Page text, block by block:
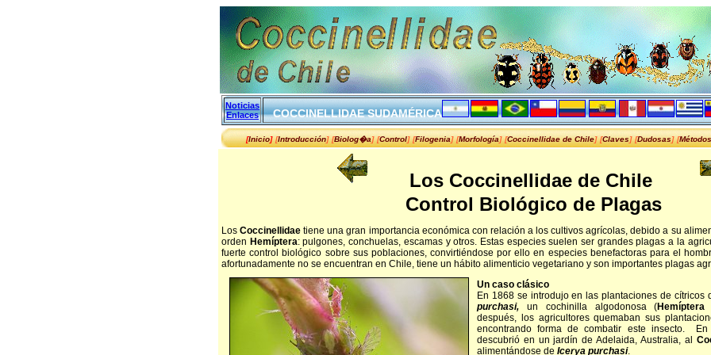
Noticias
Enlaces
COCCINELLIDAE SUDAMÉRICA
[Inicio] [Introducción] [Biolog�a] [Control] [Filogenia] [Morfología] [Coccinellidae de Chile] [Claves] [Dudosas] [Métodos
Los Coccinellidae de Chile
Control Biológico de Plagas
LosCoccinellidae tiene una gran importancia económica con relación a los cultivos agrícolas, debido a su
orden Hemíptera: pulgones, conchuelas, escamas y otros. Estas especies suelen ser grandes plagas a la
fuerte control biológico sobre sus poblaciones, convirtiéndose por ello en especies benefactoras para el
afortunadamente no se encuentran en Chile, tiene un hábito alimenticio vegetariano y son importantes plagas
Un caso clásico
En 1868 se introdujo en las plantaciones de cítricos
purchasi, un cochinilla algodonosa (Hemíptera
después, los agricultores quemaban sus
encontrando forma de combatir este insecto.
descubrió en un jardín de Adelaida, Australia, al
alimentándose de Icerya purchasi.